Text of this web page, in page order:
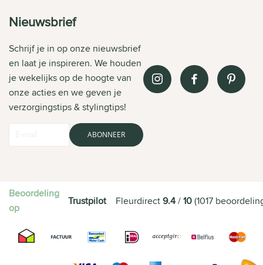
Nieuwsbrief
Schrijf je in op onze nieuwsbrief
en laat je inspireren. We houden
je wekelijks op de hoogte van
onze acties en we geven je
verzorgingstips & stylingtips!
ABONNEER
Beoordeling
op
Trustpilot Fleurdirect9.4/10(1017